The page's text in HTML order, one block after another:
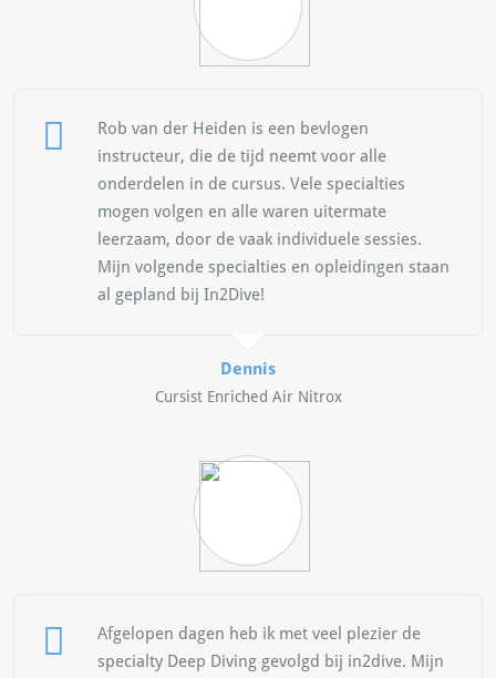
Rob van der Heiden is een bevlogen
instructeur, die de tijd neemt voor alle
onderdelen in de cursus. Vele specialties
mogen volgen en alle waren uitermate
leerzaam, door de vaak individuele sessies.
Mijn volgende specialties en opleidingen staan
al gepland bij In2Dive!
Dennis
Cursist Enriched Air Nitrox
Afgelopen dagen heb ik met veel plezier de
specialty Deep Diving gevolgd bij in2dive. Mijn